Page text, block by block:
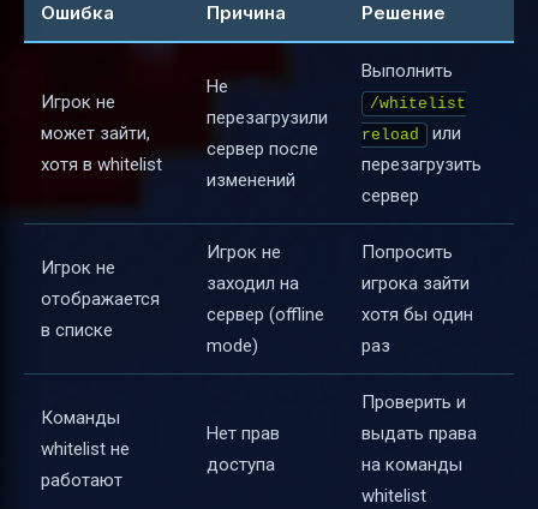
Ошибка Причина Решение
Игрок не
может зайти,
хотя в whitelist
Не
перезагрузили
сервер после
изменений
Выполнить
/whitelist
reload
или
перезагрузить
сервер
Игрок не
отображается
в списке
Игрок не
заходил на
сервер (offline
mode)
Попросить
игрока зайти
хотя бы один
раз
Команды
whitelist не
работают
Нет прав
доступа
Проверить и
выдать права
на команды
whitelist